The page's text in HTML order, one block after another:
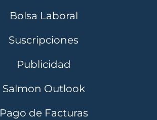
Bolsa Laboral
Suscripciones
Publicidad
Salmon Outlook
Pago de Facturas